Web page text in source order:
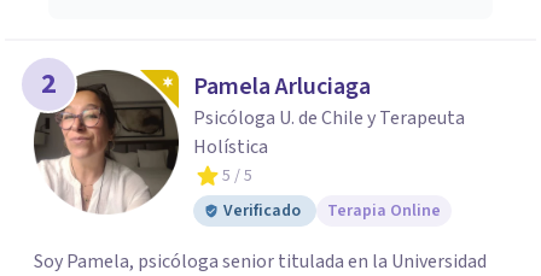
2 Pamela Arluciaga
Psicóloga U. de Chile y Terapeuta
Holística
5 / 5
Verificado
Terapia Online
Soy Pamela, psicóloga senior titulada en la Universidad